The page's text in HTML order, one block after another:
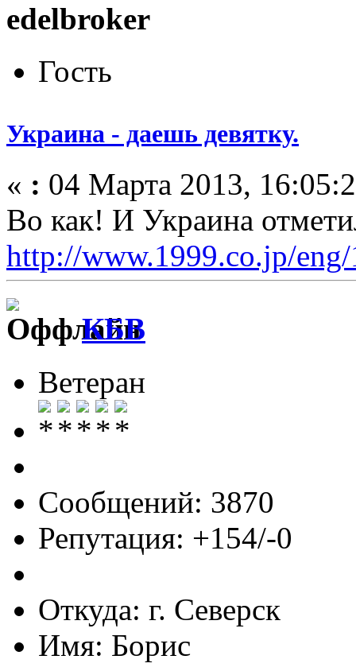
edelbroker
Гость
Украина - даешь девятку.
« : 04 Марта 2013,
Во как! И Украина
http://www.1999.co.jp/
КБВ
Ветеран
Сообщений: 3870
Репутация: +154/-0
Откуда: г. Северск
Имя: Борис